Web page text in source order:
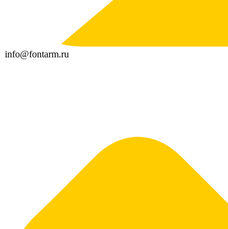
info@fontarm.ru